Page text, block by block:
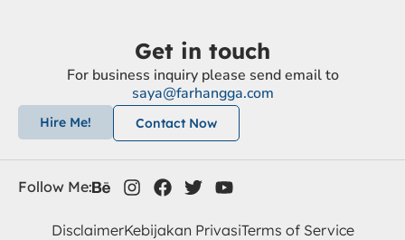
Get in touch
For business inquiry please send email to
saya@farhangga.com
Hire Me! Contact Now
Follow Me: